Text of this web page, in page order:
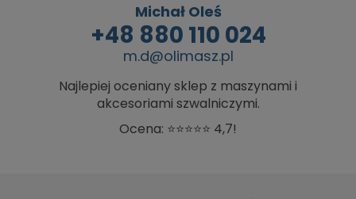
Michał Oleś
+48 880 110 024
m.d@olimasz.pl
Najlepiej oceniany sklep z maszynami i
akcesoriami szwalniczymi.
Ocena: ⭐⭐⭐⭐⭐ 4,7!